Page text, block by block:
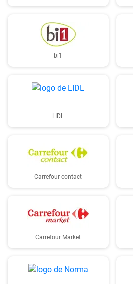
bi1
LIDL
Carrefour contact
Carrefour Market